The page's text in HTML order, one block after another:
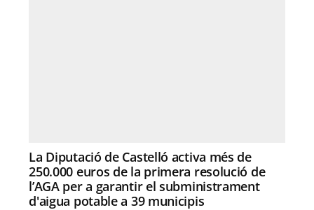
La Diputació de Castelló activa més de
250.000 euros de la primera resolució de
l’AGA per a garantir el subministrament
d'aigua potable a 39 municipis